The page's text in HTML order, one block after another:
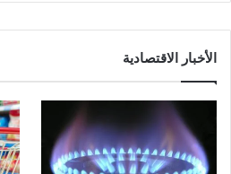
الأخبار الاقتصادية